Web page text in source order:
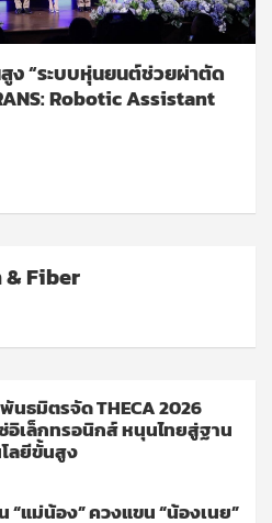
ง “ระบบหุ่นยนต์ช่วยผ่าตัด
Robotic Assistant
Fiber
นธมิตรจัด THECA 2026
อิเล็กทรอนิกส์ หนุนไทยสู่ฐาน
ลยีขั้นสูง
“แม่น้อง” ควงแขน “น้องเนย”